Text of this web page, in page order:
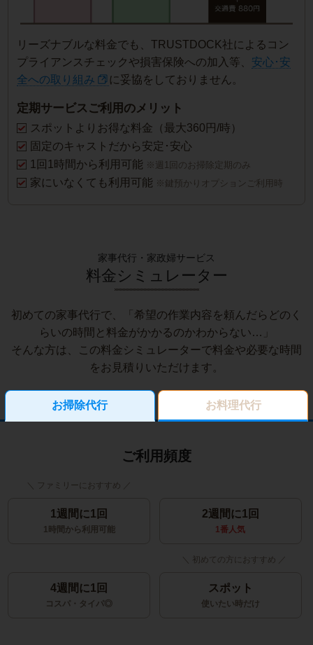
リーズナブルな料金でも、TRUSTDOCK社によるコン
プライアンスチェックや損害保険への加入等、 安心･安
全への取り組み
に妥協をしておりません。
定期サービスご利用のメリット
スポットよりお得な料金（最大360円/時）
固定のキャストだから安定･安心
1回1時間から利用可能 ※週1回のお掃除定期のみ
家にいなくても利用可能 ※鍵預かりオプションご利用時
家事代行・家政婦サービス
料金シミュレーター
初めての家事代行で、「希望の作業内容を頼んだらどのく
らいの時間と料金がかかるのかわからない…」
そんな方は、この料金シミュレーターで料金や必要な時間
をお見積りいただけます。
お掃除代行 お料理代行
ご利用頻度
1週間に1回
1時間から利用可能
2週間に1回
1番人気
4週間に1回
コスパ・タイパ◎
スポット
使いたい時だけ